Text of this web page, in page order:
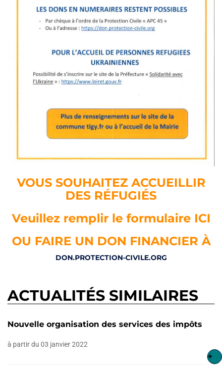
VOUS SOUHAITEZ ACCUEILLIR
DES RÉFUGIÉS
Veuillez remplir le formulaire ICI
OU FAIRE UN DON FINANCIER À
DON.PROTECTION-CIVILE.ORG
ACTUALITÉS SIMILAIRES
Nouvelle organisation des services des impôts
à partir du 03 janvier 2022
+